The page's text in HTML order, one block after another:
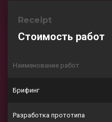
Receipt
Стоимость работ
Наименование работ
Брифинг
Разработка прототипа